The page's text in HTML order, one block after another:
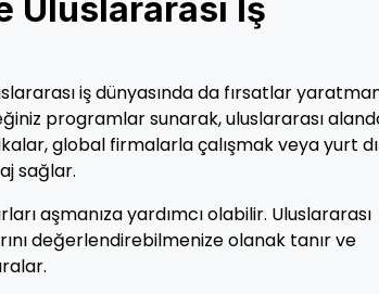
Uluslararası İş
iş dünyasında da fırsatlar
programlar sunarak, uluslararası
global firmalarla çalışmak veya yurt
sağlar.
aşmanıza yardımcı olabilir. Uluslararası
değerlendirebilmenize olanak tanır ve